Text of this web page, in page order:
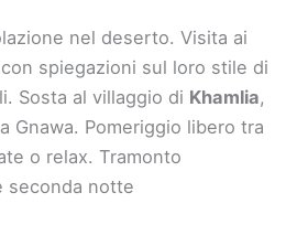
nel deserto. Visita ai
spiegazioni sul loro stile di
Sosta al villaggio di Khamlia,
Gnawa. Pomeriggio libero tra
o relax. Tramonto
seconda notte